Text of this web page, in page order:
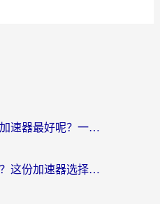
在欧洲玩晶核用什么加速器最好呢？一个老玩家的真心话
海外玩新寻仙总卡顿？这份加速器选择指南让你秒回国服流畅体验